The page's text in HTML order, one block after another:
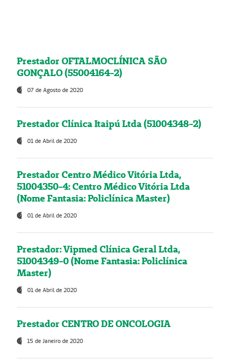
Prestador OFTALMOCLÍNICA SÃO
GONÇALO (55004164-2)
07 de Agosto de 2020
Prestador Clínica Itaipú Ltda (51004348-2)
01 de Abril de 2020
Prestador Centro Médico Vitória Ltda,
51004350-4: Centro Médico Vitória Ltda
(Nome Fantasia: Policlínica Master)
01 de Abril de 2020
Prestador: Vipmed Clínica Geral Ltda,
51004349-0 (Nome Fantasia: Policlínica
Master)
01 de Abril de 2020
Prestador CENTRO DE ONCOLOGIA
15 de Janeiro de 2020